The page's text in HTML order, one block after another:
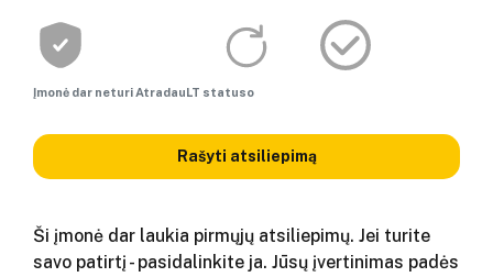
Įmonė dar neturi AtradauLT statuso
Rašyti atsiliepimą
Ši įmonė dar laukia pirmųjų atsiliepimų. Jei turite
savo patirtį - pasidalinkite ja. Jūsų įvertinimas padės